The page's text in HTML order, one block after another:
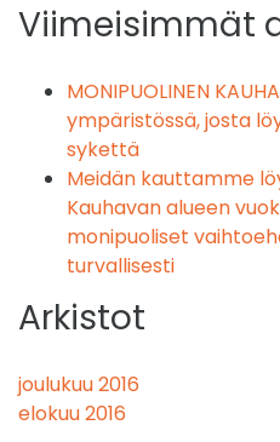
Viimeisimmät
MONIPUOLINEN
ympäristössä, josta
sykettä
Meidän kauttamme
Kauhavan alueen
monipuoliset
turvallisesti
Arkistot
joulukuu 2016
elokuu 2016